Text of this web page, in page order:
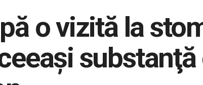
o vizită la